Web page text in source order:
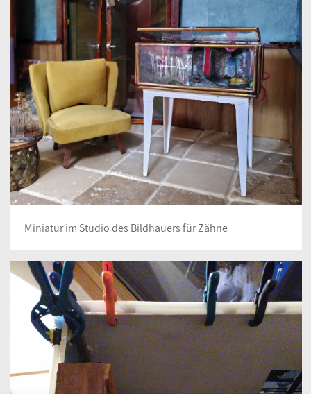
Miniatur im Studio des Bildhauers für Zähne